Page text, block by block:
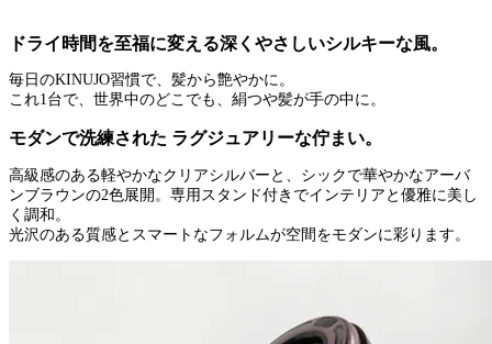
ドライ時間を至福に変える深くやさしいシルキーな風。
毎日のKINUJO習慣で、髪から艶やかに。
これ1台で、世界中のどこでも、絹つや髪が手の中に。
モダンで洗練された ラグジュアリーな佇まい。
高級感のある軽やかなクリアシルバーと、シックで華やかなアーバ
ンブラウンの2色展開。専用スタンド付きでインテリアと優雅に美し
く調和。
光沢のある質感とスマートなフォルムが空間をモダンに彩ります。